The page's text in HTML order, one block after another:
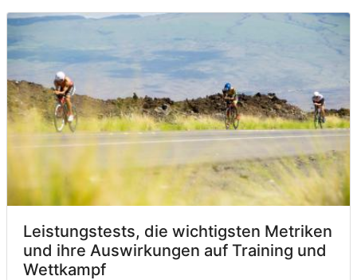
Leistungstests, die wichtigsten Metriken
und ihre Auswirkungen auf Training und
Wettkampf